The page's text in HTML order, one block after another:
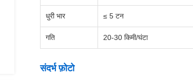
धुरी भार ≤ 5 टन
गति 20-30 किमी/घंटा
संदर्भ फ़ोटो